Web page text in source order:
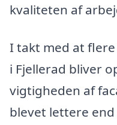
kvaliteten af
I takt med at
i Fjellerad bliver
vigtigheden af
blevet lettere